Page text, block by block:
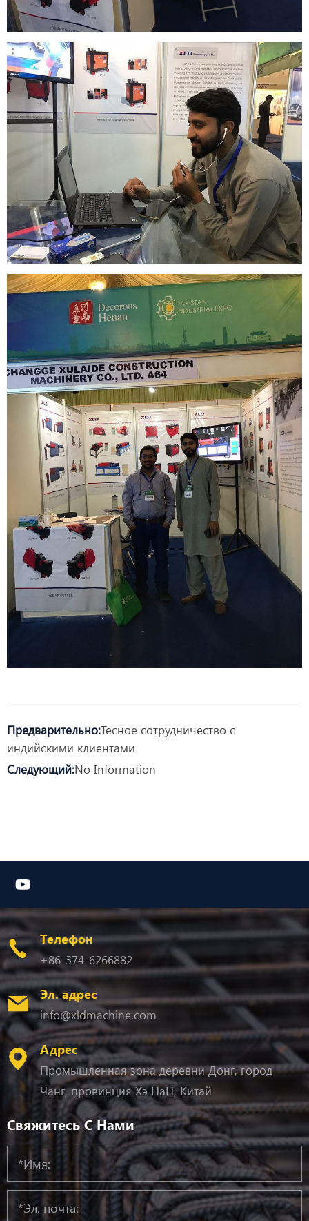
Предварительно:Тесное сотрудничество с
индийскими клиентами
Следующий:No Information
Телефон
+86-374-6266882
Эл. адрес
info@xldmachine.com
Адрес
Промышленная зона деревни Донг, город
Чанг, провинция Хэ НаН, Китай
Свяжитесь С Нами